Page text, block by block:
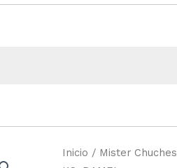
Inicio / Mister Chuches